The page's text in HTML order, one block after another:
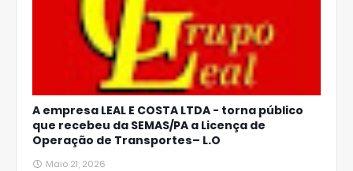
A empresa LEAL E COSTA LTDA - torna público
que recebeu da SEMAS/PA a Licença de
Operação de Transportes– L.O
Maio 21, 2026